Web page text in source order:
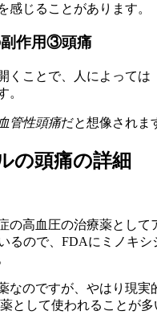
感じることがあります。
副作用③頭痛
くことで、人によっては
。
管性頭痛だと想像されま
の頭痛の詳細
の高血圧の治療薬として
るので、FDAにミノキシ
なのですが、やはり現実
として使われることが多